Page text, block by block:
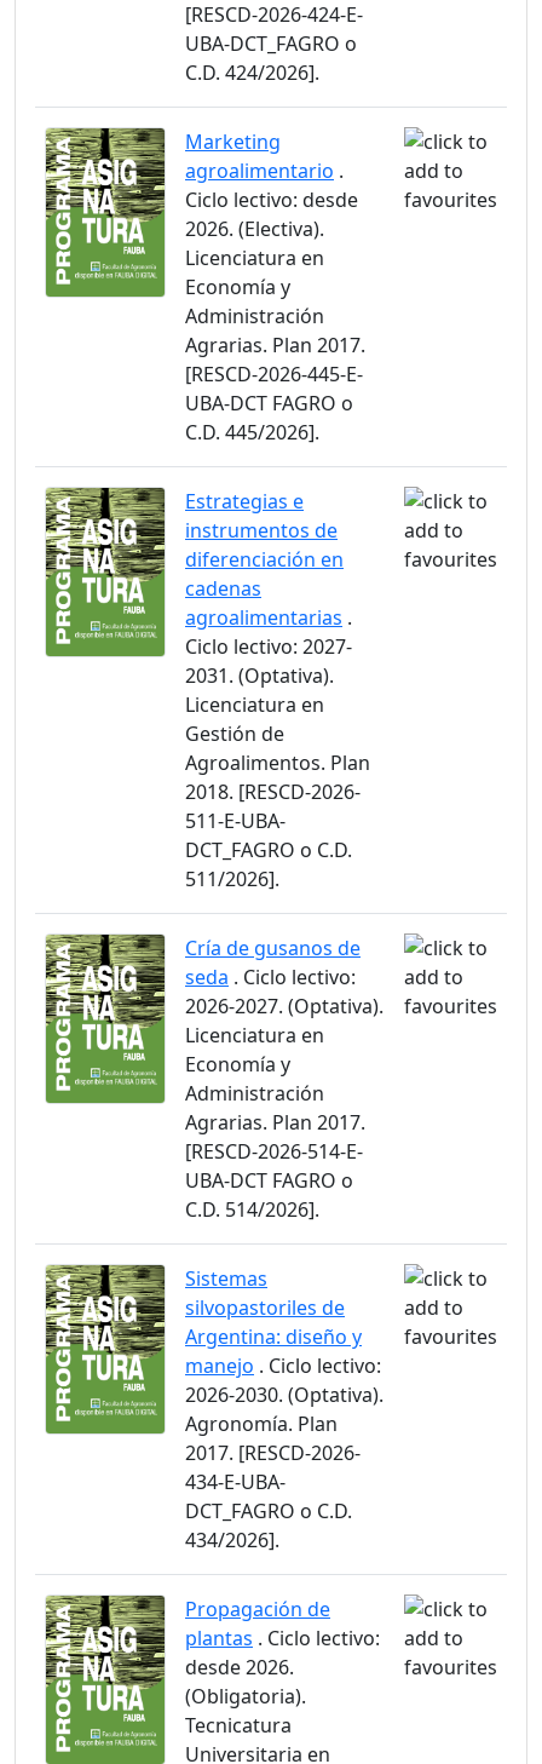
[RESCD-2026-424-E-
UBA-DCT_FAGRO o
C.D. 424/2026].
Marketing
agroalimentario .
Ciclo lectivo: desde
2026. (Electiva).
Licenciatura en
Economía y
Administración
Agrarias. Plan 2017.
[RESCD-2026-445-E-
UBA-DCT FAGRO o
C.D. 445/2026].
Estrategias e
instrumentos de
diferenciación en
cadenas
agroalimentarias .
Ciclo lectivo: 2027-
2031. (Optativa).
Licenciatura en
Gestión de
Agroalimentos. Plan
2018. [RESCD-2026-
511-E-UBA-
DCT_FAGRO o C.D.
511/2026].
Cría de gusanos de
seda . Ciclo lectivo:
2026-2027. (Optativa).
Licenciatura en
Economía y
Administración
Agrarias. Plan 2017.
[RESCD-2026-514-E-
UBA-DCT FAGRO o
C.D. 514/2026].
Sistemas
silvopastoriles de
Argentina: diseño y
manejo . Ciclo lectivo:
2026-2030. (Optativa).
Agronomía. Plan
2017. [RESCD-2026-
434-E-UBA-
DCT_FAGRO o C.D.
434/2026].
Propagación de
plantas . Ciclo lectivo:
desde 2026.
(Obligatoria).
Tecnicatura
Universitaria en